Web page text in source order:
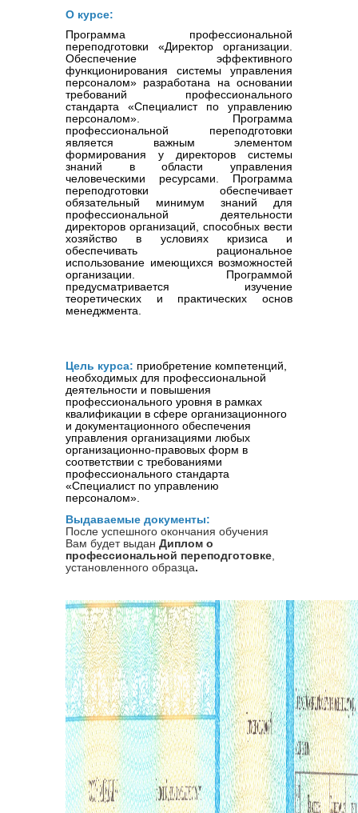
О курсе:
Программа профессиональной
переподготовки «Директор организации.
Обеспечение эффективного
функционирования системы управления
персоналом» разработана на основании
требований профессионального
стандарта «Специалист по управлению
персоналом». Программа
профессиональной переподготовки
является важным элементом
формирования у директоров системы
знаний в области управления
человеческими ресурсами. Программа
переподготовки обеспечивает
обязательный минимум знаний для
профессиональной деятельности
директоров организаций, способных вести
хозяйство в условиях кризиса и
обеспечивать рациональное
использование имеющихся возможностей
организации. Программой
предусматривается изучение
теоретических и практических основ
менеджмента.
Цель курса: приобретение компетенций,
необходимых для профессиональной
деятельности и повышения
профессионального уровня в рамках
квалификации в сфере организационного
и документационного обеспечения
управления организациями любых
организационно-правовых форм в
соответствии с требованиями
профессионального стандарта
«Специалист по управлению
персоналом».
Выдаваемые документы:
После успешного окончания обучения
Вам будет выдан Диплом о
профессиональной переподготовке
установленного образца.